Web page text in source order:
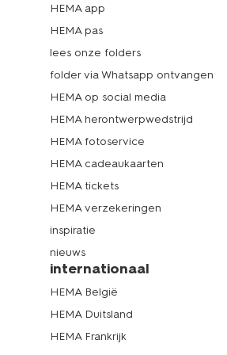
maar houd je wat meer van een
past prosecco misschien wel beter
waarbij de laatst genoemde
bubbels heeft.
cava, die zijn oorsprong in Spanje
vergelijkbare productiemethode
de rijper een stuk korter, namelijk
minimaal 15 maanden bij
dan op een mooi
HEMA app
HEMA pas
lees onze folders
folder via Whatsapp ontvangen
HEMA op social media
HEMA herontwerpwedstrijd
HEMA fotoservice
HEMA cadeaukaarten
HEMA tickets
HEMA verzekeringen
inspiratie
nieuws
internationaal
HEMA België
HEMA Duitsland
HEMA Frankrijk